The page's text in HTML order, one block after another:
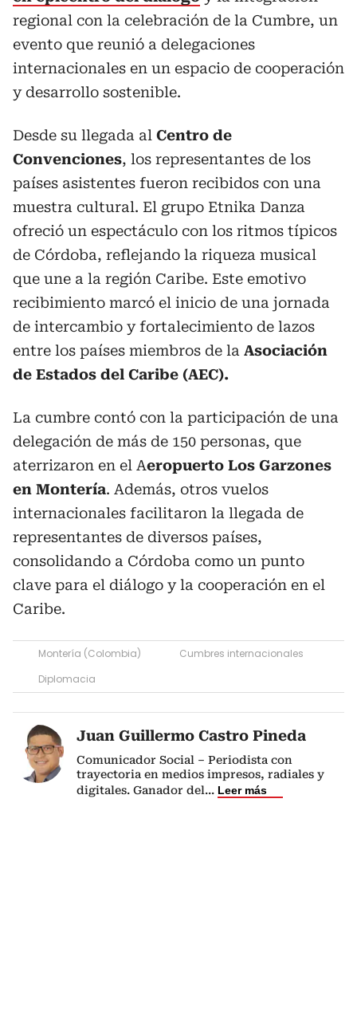
regional con la celebración de la Cumbre, un
evento que reunió a delegaciones
internacionales en un espacio de cooperación
y desarrollo sostenible.
Desde su llegada al Centro de
Convenciones, los representantes de los
países asistentes fueron recibidos con una
muestra cultural. El grupo Etnika Danza
ofreció un espectáculo con los ritmos típicos
de Córdoba, reflejando la riqueza musical
que une a la región Caribe. Este emotivo
recibimiento marcó el inicio de una jornada
de intercambio y fortalecimiento de lazos
entre los países miembros de la Asociación
de Estados del Caribe (AEC).
La cumbre contó con la participación de una
delegación de más de 150 personas, que
aterrizaron en el Aeropuerto Los Garzones
en Montería. Además, otros vuelos
internacionales facilitaron la llegada de
representantes de diversos países,
consolidando a Córdoba como un punto
clave para el diálogo y la cooperación en el
Caribe.
Montería (Colombia)
Cumbres internacionales
Diplomacia
Juan Guillermo Castro Pineda
Comunicador Social – Periodista con
trayectoria en medios impresos, radiales y
digitales. Ganador del... Leer más